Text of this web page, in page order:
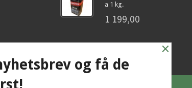
a 1 kg.
1 199,00
×
og få de